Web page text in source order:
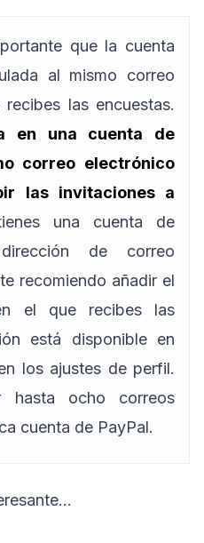
que la cuenta
al mismo correo
las encuestas.
en una cuenta de
correo electrónico
las invitaciones a
una cuenta de
de correo
recomiendo añadir el
el que recibes las
está disponible en
los ajustes de perfil.
hasta ocho correos
cuenta de PayPal.